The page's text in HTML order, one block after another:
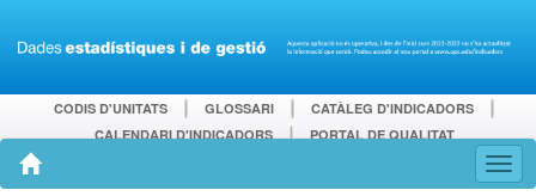
CODIS D'UNITATS GLOSSARI
CATÀLEG D'INDICADORS
CALENDARI D'INDICADORS
PORTAL DE QUALITAT